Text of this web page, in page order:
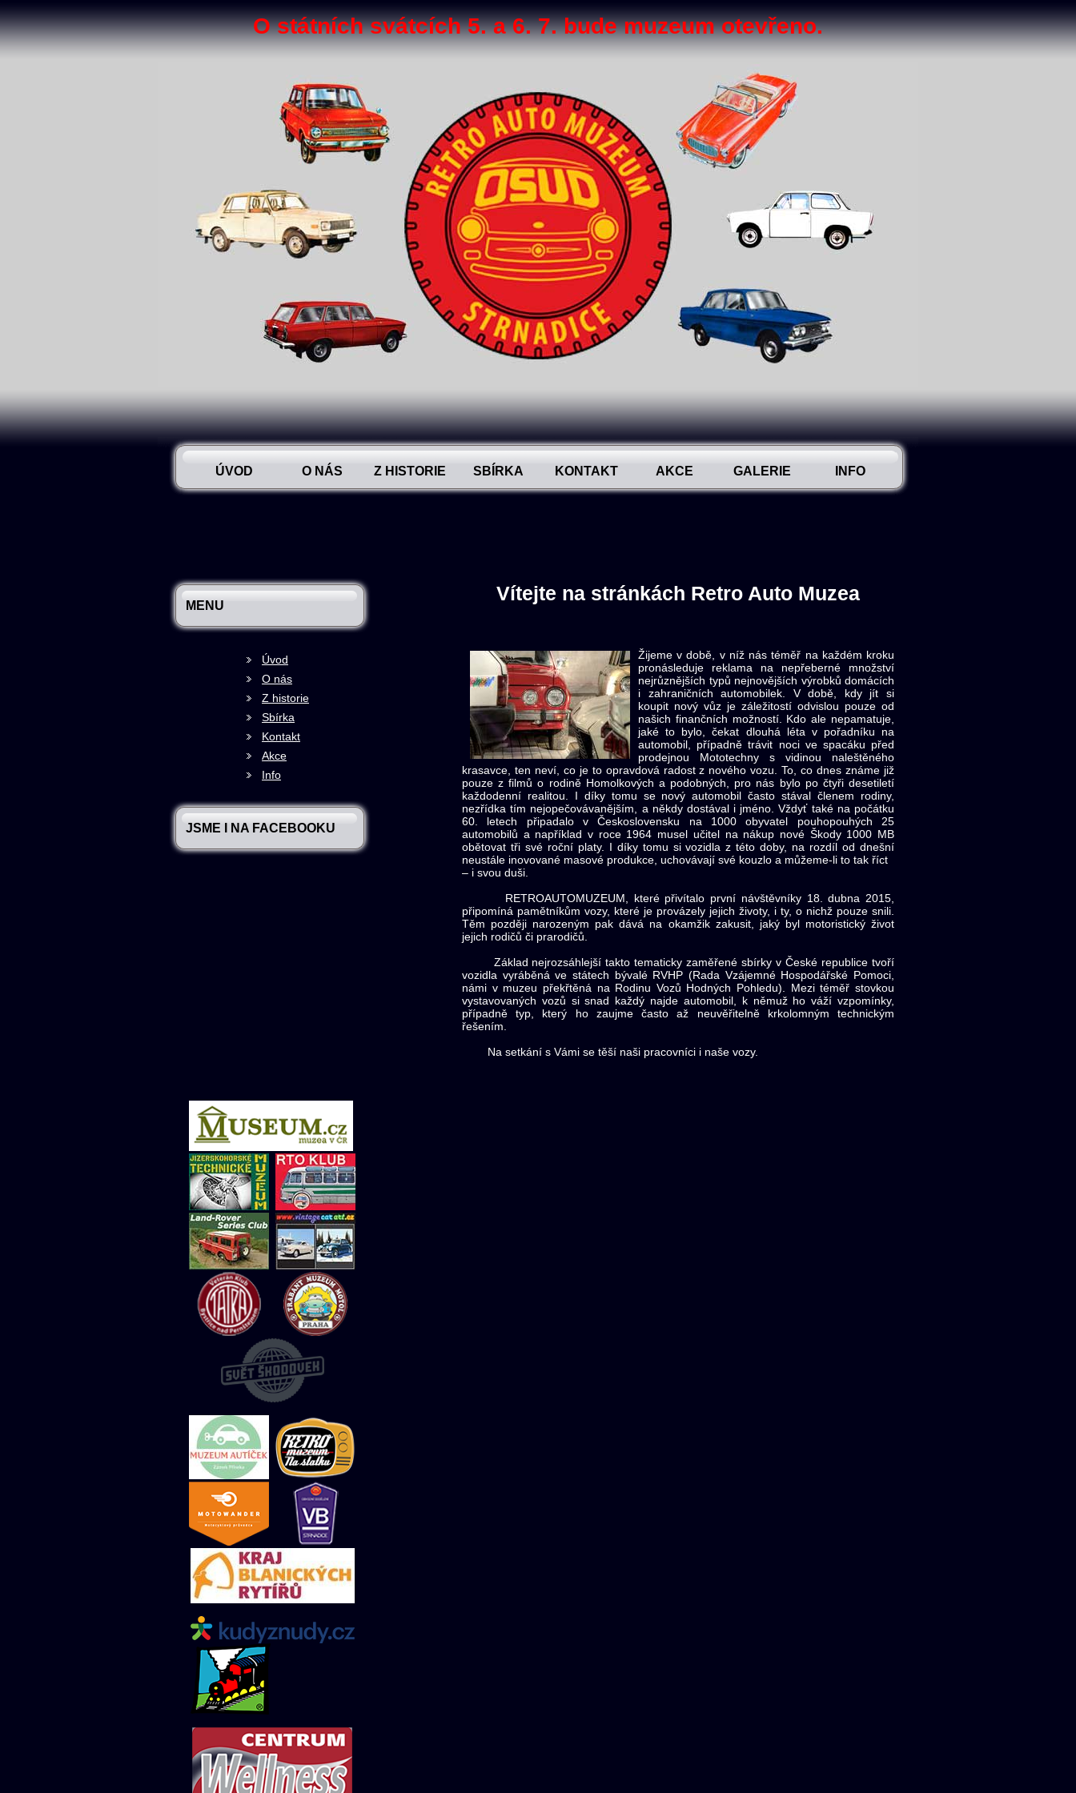
O státních svátcích 5. a 6. 7. bude muzeum otevřeno.
ÚVOD O NÁS Z HISTORIE SBÍRKA KONTAKT AKCE GALERIE INFO
Vítejte na stránkách Retro Auto Muzea
Žijeme v době, v níž nás téměř na každém kroku
pronásleduje reklama na nepřeberné množství
nejrůznějších typů nejnovějších výrobků domácích
i zahraničních automobilek. V době, kdy jít si
koupit nový vůz je záležitostí odvislou pouze od
našich finančních možností. Kdo ale nepamatuje,
jaké to bylo, čekat dlouhá léta v pořadníku na
automobil, případně trávit noci ve spacáku před
prodejnou Mototechny s vidinou naleštěného
krasavce, ten neví, co je to opravdová radost z nového vozu. To, co dnes známe již
pouze z filmů o rodině Homolkových a podobných, pro nás bylo po čtyři desetiletí
každodenní realitou. I díky tomu se nový automobil často stával členem rodiny,
nezřídka tím nejopečovávanějším, a někdy dostával i jméno. Vždyť také na počátku
60. letech připadalo v Československu na 1000 obyvatel pouhopouhých 25
automobilů a například v roce 1964 musel učitel na nákup nové Škody 1000 MB
obětovat tři své roční platy. I díky tomu si vozidla z této doby, na rozdíl od dnešní
neustále inovované masové produkce, uchovávají své kouzlo a můžeme-li to tak říct
– i svou duši.
RETROAUTOMUZEUM, které přivítalo první návštěvníky 18. dubna 2015,
připomíná pamětníkům vozy, které je provázely jejich životy, i ty, o nichž pouze snili.
Těm později narozeným pak dává na okamžik zakusit, jaký byl motoristický život
jejich rodičů či prarodičů.
Základ nejrozsáhlejší takto tematicky zaměřené sbírky v České republice tvoří
vozidla vyráběná ve státech bývalé RVHP (Rada Vzájemné Hospodářské Pomoci,
námi v muzeu překřtěná na Rodinu Vozů Hodných Pohledu). Mezi téměř stovkou
vystavovaných vozů si snad každý najde automobil, k němuž ho váží vzpomínky,
případně typ, který ho zaujme často až neuvěřitelně krkolomným technickým
řešením.
Na setkání s Vámi se těší naši pracovníci i naše vozy.
MENU
Úvod
O nás
Z historie
Sbírka
Kontakt
Akce
Info
JSME I NA FACEBOOKU